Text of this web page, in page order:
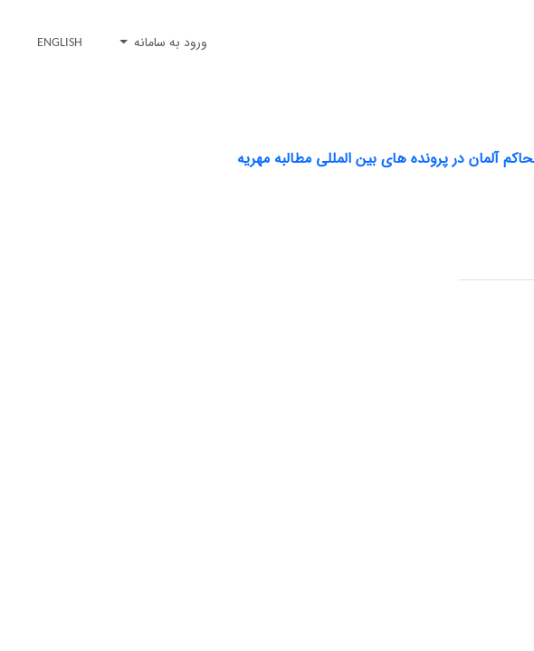
ورود به سامانه ENGLISH
آلمان در پرونده های بین المللی مطالبه مهریه